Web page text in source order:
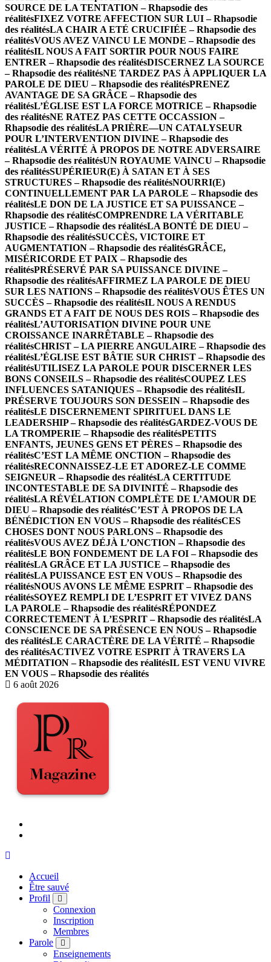
SOURCE DE LA TENTATION – Rhapsodie des
réalitésFIXEZ VOTRE AFFECTION SUR LUI – Rhapsodie
des réalitésLA CHAIR A ETÉ CRUCIFIÉE – Rhapsodie des
réalitésVOUS AVEZ VAINCU LE MONDE – Rhapsodie des
réalitésIL NOUS A FAIT SORTIR POUR NOUS FAIRE
ENTRER – Rhapsodie des réalitésDISCERNEZ LA SOURCE
– Rhapsodie des réalitésNE TARDEZ PAS À APPLIQUER LA
PAROLE DE DIEU – Rhapsodie des réalitésPRENEZ
AVANTAGE DE SA GRÂCE – Rhapsodie des
réalitésL’ÉGLISE EST LA FORCE MOTRICE – Rhapsodie
des réalitésNE RATEZ PAS CETTE OCCASSION –
Rhapsodie des réalitésLA PRIÈRE—UN CATALYSEUR
POUR L’INTERVENTION DIVINE – Rhapsodie des
réalitésLA VÉRITÉ À PROPOS DE NOTRE ADVERSAIRE
– Rhapsodie des réalitésUN ROYAUME VAINCU – Rhapsodie
des réalitésSUPÉRIEUR(E) À SATAN ET À SES
STRUCTURES – Rhapsodie des réalitésNOURRI(E)
CONTINUELLEMENT PAR LA PAROLE – Rhapsodie des
réalitésLE DON DE LA JUSTICE ET SA PUISSANCE –
Rhapsodie des réalitésCOMPRENDRE LA VÉRITABLE
JUSTICE – Rhapsodie des réalitésLA BONTÉ DE DIEU –
Rhapsodie des réalitésSUCCÈS, VICTOIRE ET
AUGMENTATION – Rhapsodie des réalitésGRÂCE,
MISÉRICORDE ET PAIX – Rhapsodie des
réalitésPRÉSERVÉ PAR SA PUISSANCE DIVINE –
Rhapsodie des réalitésAFFIRMEZ LA PAROLE DE DIEU
SUR LES NATIONS – Rhapsodie des réalitésVOUS ÊTES UN
SUCCÈS – Rhapsodie des réalitésIL NOUS A RENDUS
GRANDS ET A FAIT DE NOUS DES ROIS – Rhapsodie des
réalitésL’AUTORISATION DIVINE POUR UNE
CROISSANCE INARRÊTABLE – Rhapsodie des
réalitésCHRIST – LA PIERRE ANGULAIRE – Rhapsodie des
réalitésL’ÉGLISE EST BÂTIE SUR CHRIST – Rhapsodie des
réalitésUTILISEZ LA PAROLE POUR DISCERNER LES
BONS CONSEILS – Rhapsodie des réalitésCOUPEZ LES
INFLUENCES SATANIQUES – Rhapsodie des réalitésIL
PRÉSERVE TOUJOURS SON DESSEIN – Rhapsodie des
réalitésLE DISCERNEMENT SPIRITUEL DANS LE
LEADERSHIP – Rhapsodie des réalitésGARDEZ-VOUS DE
LA TROMPERIE – Rhapsodie des réalitésPETITS
ENFANTS, JEUNES GENS ET PÈRES – Rhapsodie des
réalitésC’EST LA MÊME ONCTION – Rhapsodie des
réalitésRECONNAISSEZ-LE ET ADOREZ-LE COMME
SEIGNEUR – Rhapsodie des réalitésLA CERTITUDE
INCONTESTABLE DE SA DIVINITÉ – Rhapsodie des
réalitésLA RÉVÉLATION COMPLÈTE DE L’AMOUR DE
DIEU – Rhapsodie des réalitésC’EST À PROPOS DE LA
BÉNÉDICTION EN VOUS – Rhapsodie des réalitésCES
CHOSES DONT NOUS PARLONS – Rhapsodie des
réalitésVOUS AVEZ DÉJÀ L’ONCTION – Rhapsodie des
réalitésLE BON FONDEMENT DE LA FOI – Rhapsodie des
réalitésLA GRÂCE ET LA JUSTICE – Rhapsodie des
réalitésLA PUISSANCE EST EN VOUS – Rhapsodie des
réalitésNOUS AVONS LE MÊME ESPRIT – Rhapsodie des
réalitésSOYEZ REMPLI DE L’ESPRIT ET VIVEZ DANS
LA PAROLE – Rhapsodie des réalitésRÉPONDEZ
CORRECTEMENT À L’ESPRIT – Rhapsodie des réalitésLA
CONSCIENCE DE SA PRÉSENCE EN NOUS – Rhapsodie
des réalitésLE CARACTÈRE DE LA VÉRITÉ – Rhapsodie
des réalitésACTIVEZ VOTRE ESPRIT À TRAVERS LA
MÉDITATION – Rhapsodie des réalitésIL EST VENU VIVRE
EN VOUS – Rhapsodie des réalités
6 août 2026
Accueil
Être sauvé
Profil
Connexion
Inscription
Membres
Parole
Enseignements